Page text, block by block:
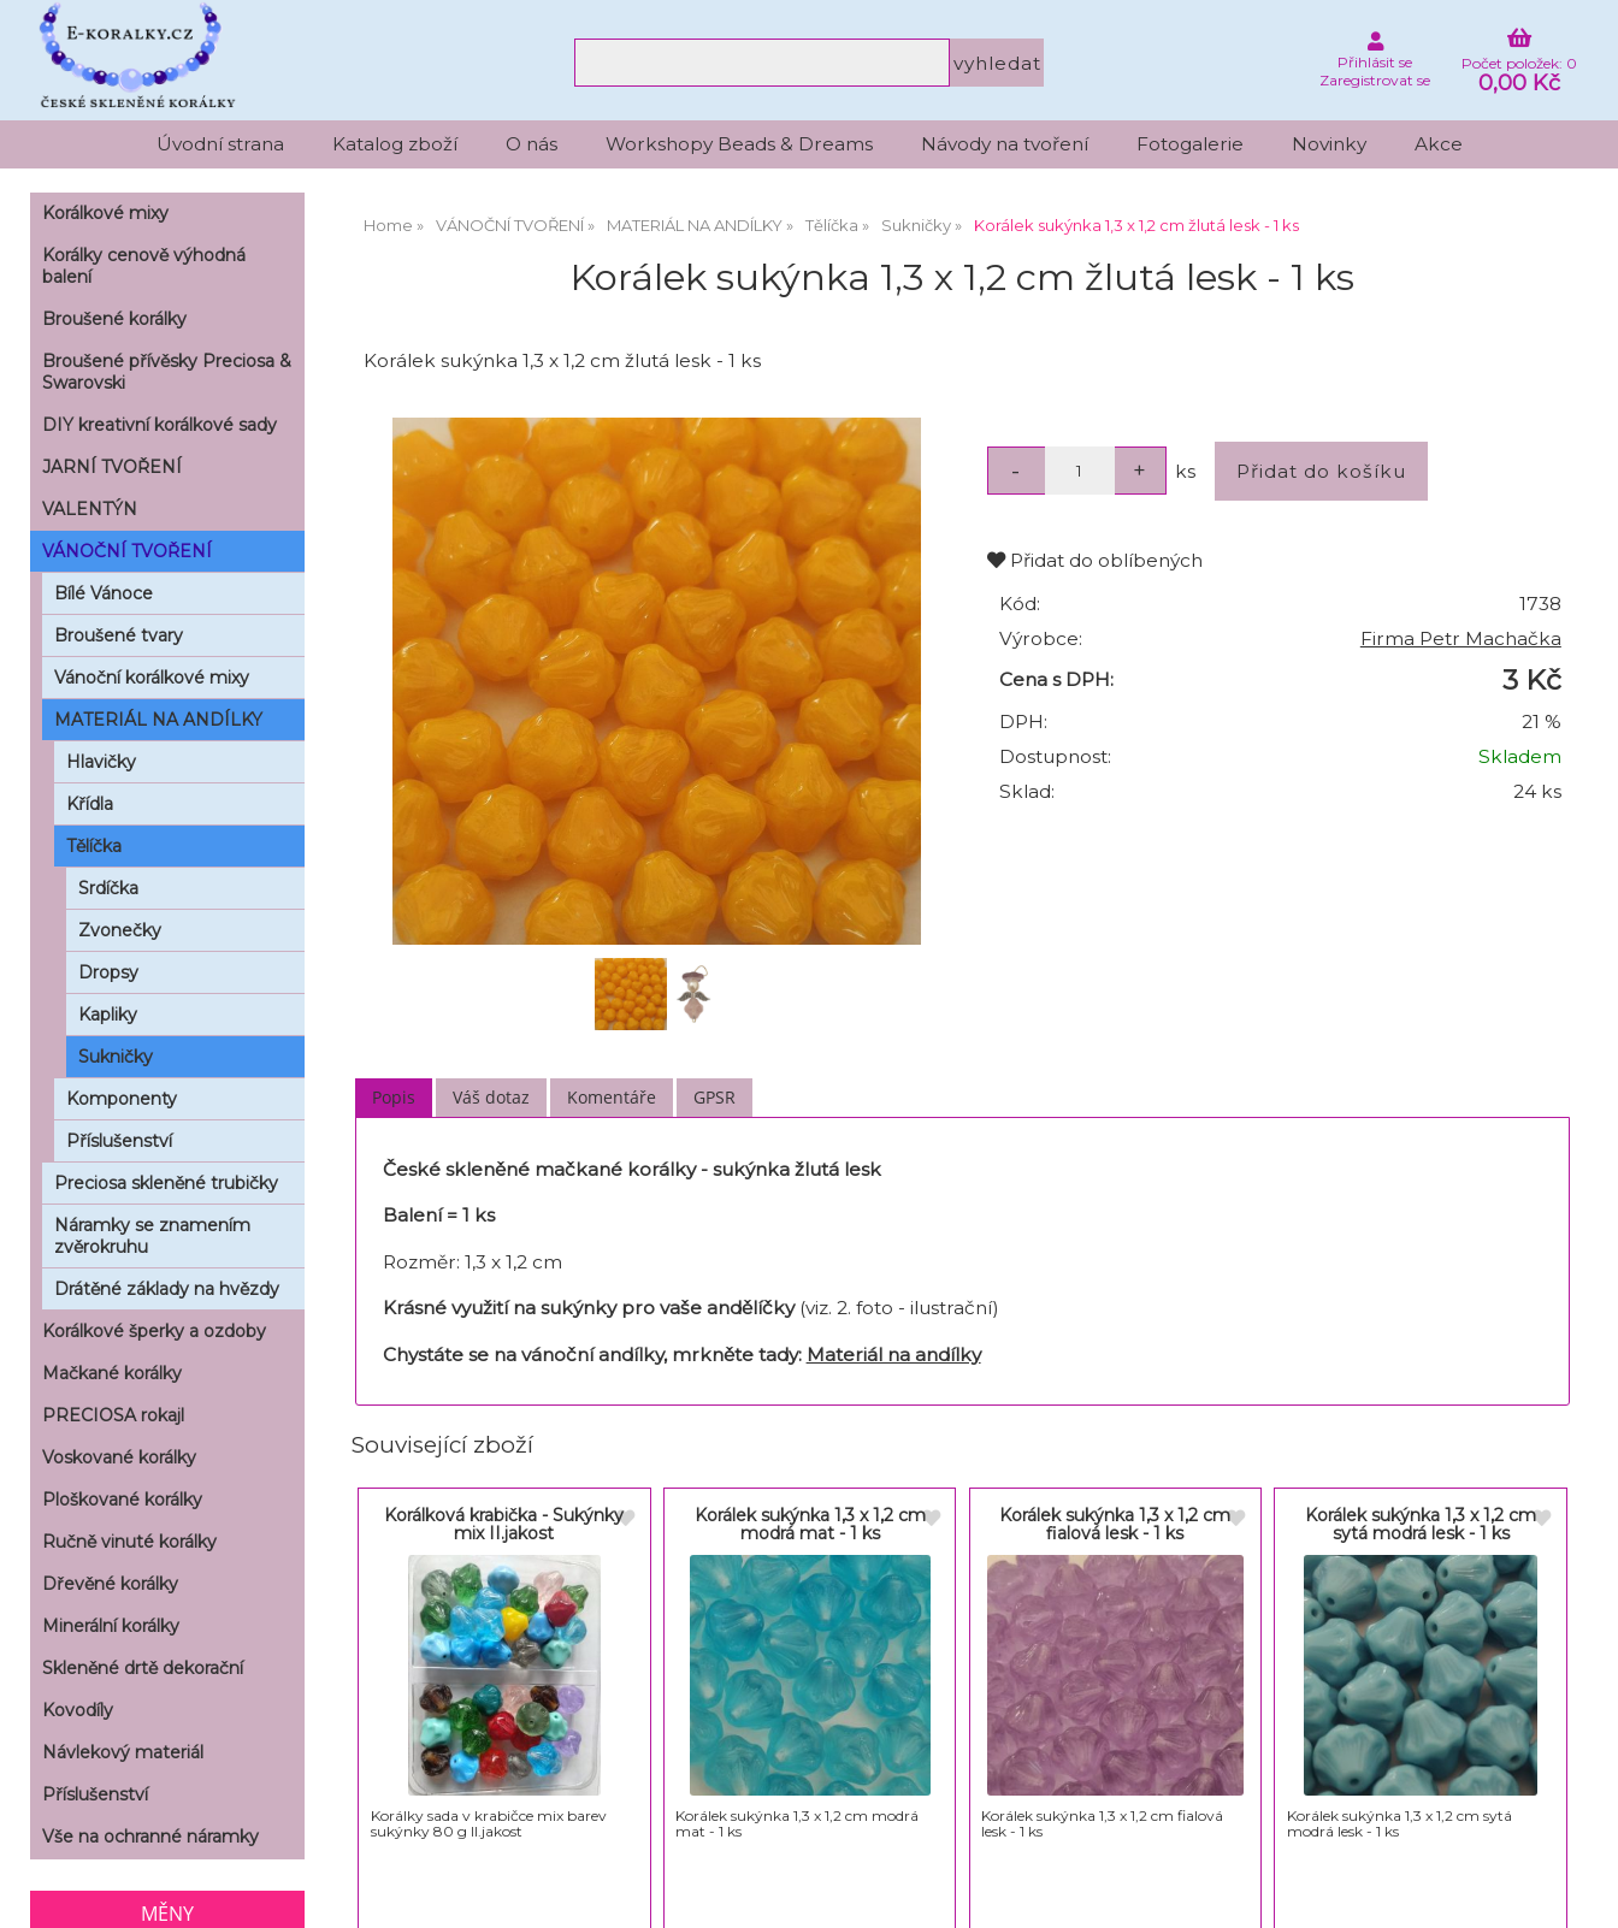
Počet položek: 0
0,00 Kč
Přihlásit se
Zaregistrovat se
Úvodní strana Katalog zboží O nás Workshopy Beads & Dreams Návody na tvoření Fotogalerie Novinky Akce
Home VÁNOČNÍ TVOŘENÍ MATERIÁL NA ANDÍLKY Tělíčka Sukničky Korálek sukýnka 1,3 x 1,2 cm žlutá lesk - 1 ks
Korálek sukýnka 1,3 x 1,2 cm žlutá lesk - 1 ks
Korálek sukýnka 1,3 x 1,2 cm žlutá lesk - 1 ks
ks
Přidat do oblíbených
Kód:
1738
Výrobce:
Firma Petr Machačka
Cena s DPH:
3 Kč
DPH:
21 %
Dostupnost:
Skladem
Sklad:
24 ks
Popis Váš dotaz Komentáře GPSR
České skleněné mačkané korálky - sukýnka žlutá lesk
Balení = 1 ks
Rozměr: 1,3 x 1,2 cm
Krásné využití na sukýnky pro vaše andělíčky (viz. 2. foto - ilustrační)
Chystáte se na vánoční andílky, mrkněte tady: Materiál na andílky
Související zboží
Korálková krabička - Sukýnky
mix II.jakost
Korálky sada v krabičce mix barev
sukýnky 80 g II.jakost
Korálek sukýnka 1,3 x 1,2 cm
modrá mat - 1 ks
Korálek sukýnka 1,3 x 1,2 cm modrá
mat - 1 ks
Korálek sukýnka 1,3 x 1,2 cm
fialová lesk - 1 ks
Korálek sukýnka 1,3 x 1,2 cm fialová
lesk - 1 ks
Korálek sukýnka 1,3 x 1,2 cm
sytá modrá lesk - 1 ks
Korálek sukýnka 1,3 x 1,2 cm sytá
modrá lesk - 1 ks
Korálkové mixy
Korálky cenově výhodná
balení
Broušené korálky
Broušené přívěsky Preciosa &
Swarovski
DIY kreativní korálkové sady
JARNÍ TVOŘENÍ
VALENTÝN
VÁNOČNÍ TVOŘENÍ
Bílé Vánoce
Broušené tvary
Vánoční korálkové mixy
MATERIÁL NA ANDÍLKY
Hlavičky
Křídla
Tělíčka
Srdíčka
Zvonečky
Dropsy
Kapliky
Sukničky
Komponenty
Příslušenství
Preciosa skleněné trubičky
Náramky se znamením
zvěrokruhu
Drátěné základy na hvězdy
Korálkové šperky a ozdoby
Mačkané korálky
PRECIOSA rokajl
Voskované korálky
Ploškované korálky
Ručně vinuté korálky
Dřevěné korálky
Minerální korálky
Skleněné drtě dekorační
Kovodíly
Návlekový materiál
Příslušenství
Vše na ochranné náramky
MĚNY